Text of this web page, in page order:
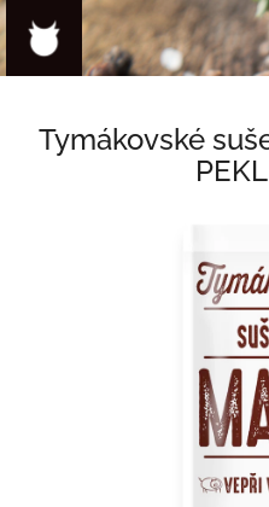
Přejít
obsah
Tymákovské